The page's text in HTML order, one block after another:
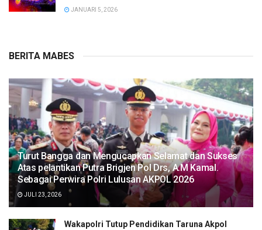
JANUARI 5, 2026
BERITA MABES
Turut Bangga dan Mengucapkan Selamat dan Sukses
Atas pelantikan Putra Brigjen Pol Drs, A.M Kamal.
Sebagai Perwira Polri Lulusan AKPOL 2026
JULI 23, 2026
Wakapolri Tutup Pendidikan Taruna Akpol